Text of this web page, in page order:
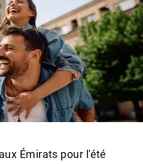
Émirats pour l'été